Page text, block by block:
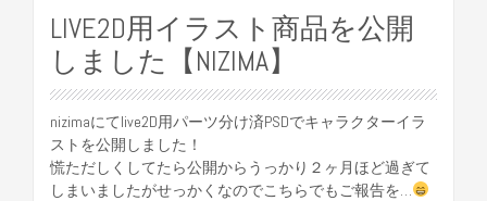
LIVE2D用イラスト商品を公開
しました【NIZIMA】
nizimaにてlive2D用パーツ分け済PSDでキャラクターイラ
ストを公開しました！
慌ただしくしてたら公開からうっかり２ヶ月ほど過ぎて
しまいましたがせっかくなのでこちらでもご報告を…